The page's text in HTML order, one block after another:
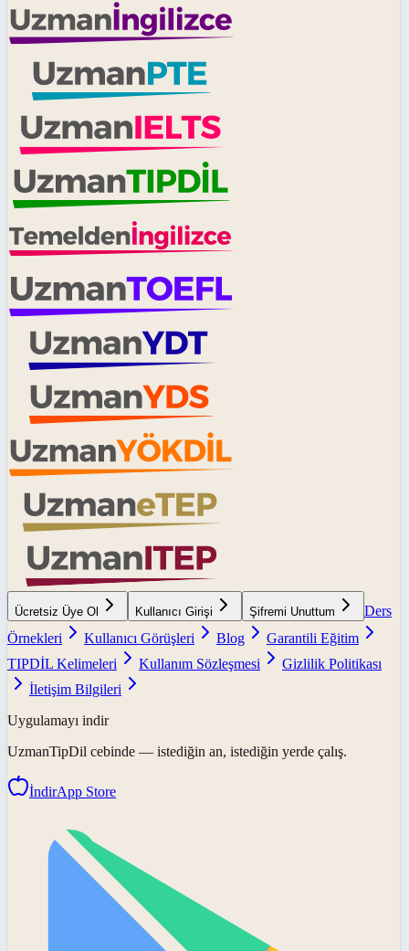
Ücretsiz Üye Ol Kullanıcı Girişi Şifremi Unuttum
Ders
Örnekleri
Kullanıcı Görüşleri Blog
Garantili Eğitim
TIPDİL Kelimeleri
Kullanım Sözleşmesi
Gizlilik Politikası
İletişim Bilgileri
Uygulamayı indir
UzmanTipDil cebinde — istediğin an, istediğin yerde çalış.
İndirApp Store